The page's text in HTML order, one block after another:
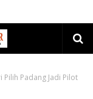
Pilih Padang Jadi Pilot